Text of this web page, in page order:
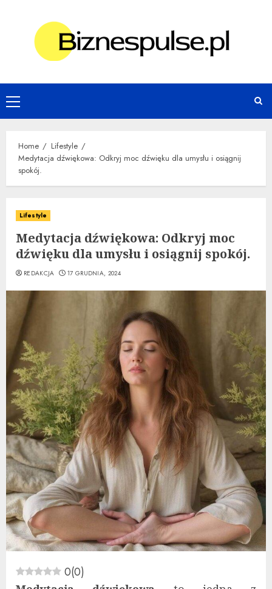
Primary
Menu
Home
Lifestyle
Medytacja dźwiękowa: Odkryj moc dźwięku dla umysłu i osiągnij
spokój.
Lifestyle
Medytacja dźwiękowa: Odkryj moc
dźwięku dla umysłu i osiągnij spokój.
REDAKCJA 17 GRUDNIA, 2024
0(0)